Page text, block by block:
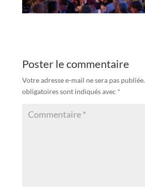
Poster le commentaire
Votre adresse e-mail ne sera pas publiée.
obligatoires sont indiqués avec *